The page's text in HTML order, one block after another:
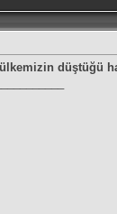
ülkemizin düştüğü